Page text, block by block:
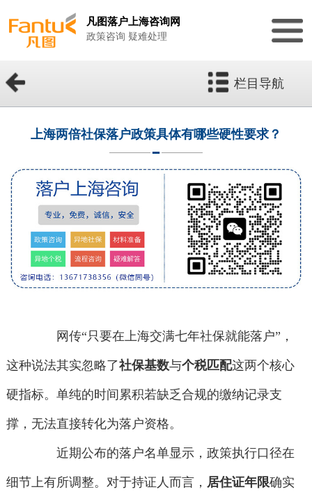
凡图落户上海咨询网
政策咨询 疑难处理
栏目导航
上海两倍社保落户政策具体有哪些硬性要求？
网传“只要在上海交满七年社保就能落户”，
这种说法其实忽略了社保基数与个税匹配这两个核心
硬指标。单纯的时间累积若缺乏合规的缴纳记录支
撑，无法直接转化为落户资格。
近期公布的落户名单显示，政策执行口径在
细节上有所调整。对于持证人而言， 居住证年限确实